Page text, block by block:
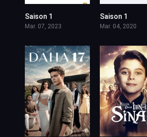
Saison 1
Mar. 07, 2023
Saison 1
Mar. 04, 2020